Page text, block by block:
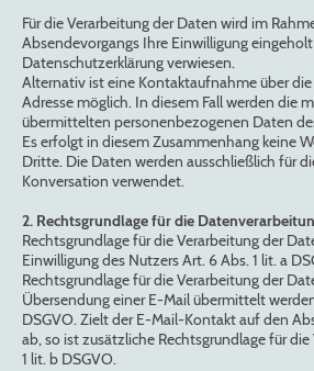
Für die Verarbeitung der Daten wird im
Absendevorgangs Ihre Einwilligung
Datenschutzerklärung verwiesen.
Alternativ ist eine Kontaktaufnahme über
Adresse möglich. In diesem Fall werden die
übermittelten personenbezogenen Daten
Es erfolgt in diesem Zusammenhang keine
Dritte. Die Daten werden ausschließlich für
Konversation verwendet.
2. Rechtsgrundlage für die
Rechtsgrundlage für die Verarbeitung der
Einwilligung des Nutzers Art. 6 Abs. 1 lit. a
Rechtsgrundlage für die Verarbeitung der
Übersendung einer E-Mail übermittelt
DSGVO. Zielt der E-Mail-Kontakt auf den
ab, so ist zusätzliche Rechtsgrundlage für
1 lit. b DSGVO.